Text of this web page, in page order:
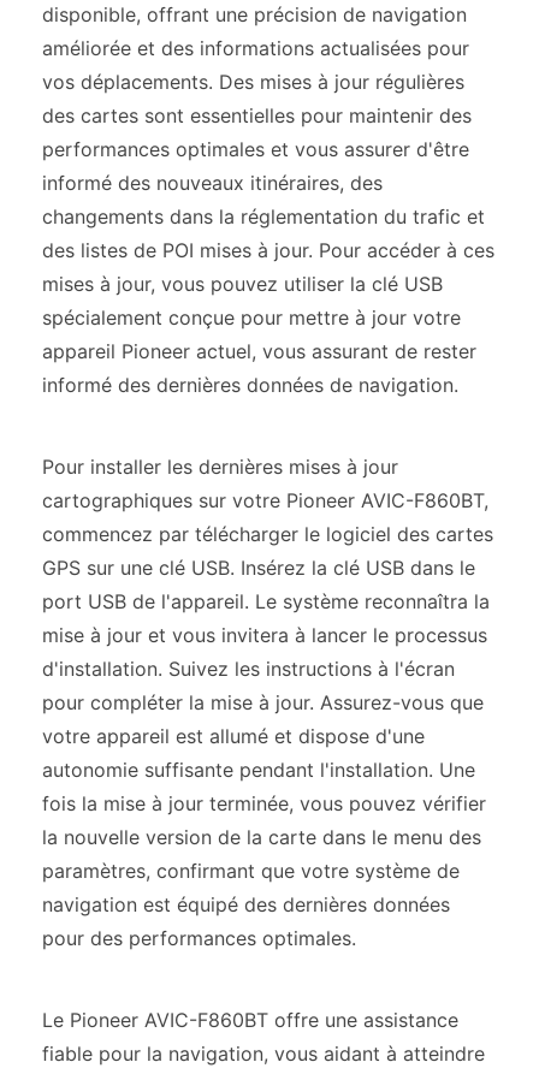
disponible, offrant une précision de navigation
améliorée et des informations actualisées pour
vos déplacements. Des mises à jour régulières
des cartes sont essentielles pour maintenir des
performances optimales et vous assurer d'être
informé des nouveaux itinéraires, des
changements dans la réglementation du trafic et
des listes de POI mises à jour. Pour accéder à ces
mises à jour, vous pouvez utiliser la clé USB
spécialement conçue pour mettre à jour votre
appareil Pioneer actuel, vous assurant de rester
informé des dernières données de navigation.
Pour installer les dernières mises à jour
cartographiques sur votre Pioneer AVIC-F860BT,
commencez par télécharger le logiciel des cartes
GPS sur une clé USB. Insérez la clé USB dans le
port USB de l'appareil. Le système reconnaîtra la
mise à jour et vous invitera à lancer le processus
d'installation. Suivez les instructions à l'écran
pour compléter la mise à jour. Assurez-vous que
votre appareil est allumé et dispose d'une
autonomie suffisante pendant l'installation. Une
fois la mise à jour terminée, vous pouvez vérifier
la nouvelle version de la carte dans le menu des
paramètres, confirmant que votre système de
navigation est équipé des dernières données
pour des performances optimales.
Le Pioneer AVIC-F860BT offre une assistance
fiable pour la navigation, vous aidant à atteindre